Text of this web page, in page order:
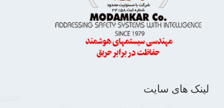
لینک های سایت